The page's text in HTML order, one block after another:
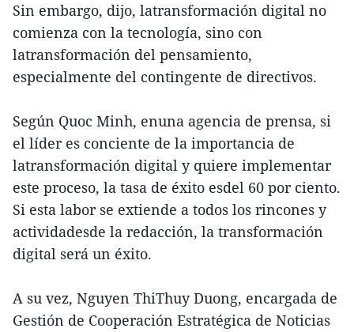
Sin embargo, dijo, latransformación digital no
comienza con la tecnología, sino con
latransformación del pensamiento,
especialmente del contingente de directivos.
Según Quoc Minh, enuna agencia de prensa, si
el líder es conciente de la importancia de
latransformación digital y quiere implementar
este proceso, la tasa de éxito esdel 60 por ciento.
Si esta labor se extiende a todos los rincones y
actividadesde la redacción, la transformación
digital será un éxito.
A su vez, Nguyen ThiThuy Duong, encargada de
Gestión de Cooperación Estratégica de Noticias